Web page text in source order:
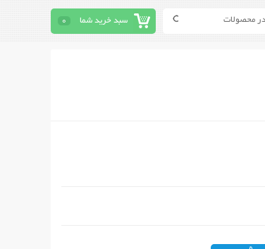
سبد خرید شما 0